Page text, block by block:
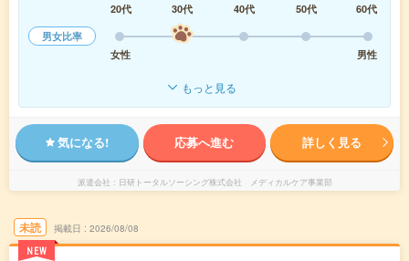
20代
30代 40代 50代
60代
男女比率
女性
男性
もっと見る
気になる! 応募へ進む 詳しく見る
派遣会社 日研トータルソーシング株式会社 メディカルケア事業部
未読
NEW
掲載日 2026/08/08